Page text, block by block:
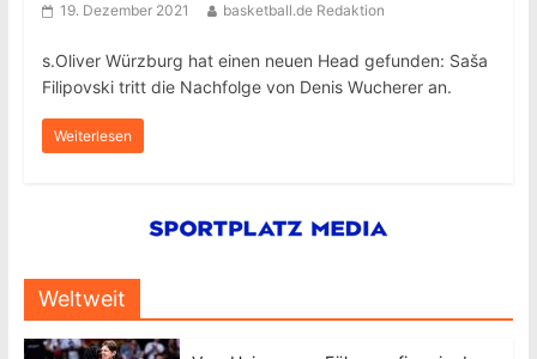
19. Dezember 2021 basketball.de Redaktion
s.Oliver Würzburg hat einen neuen Head gefunden: Saša
Filipovski tritt die Nachfolge von Denis Wucherer an.
Weiterlesen
Weltweit